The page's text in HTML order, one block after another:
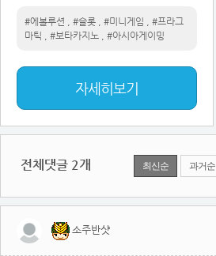
#에볼루션 #슬롯 #미니게임
#프라그
마틱
#보타카지노 #아시아게이밍
자세히보기
전체댓글 2개 최신순 과거순
소주반샷